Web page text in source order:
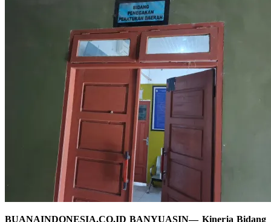
BUANAINDONESIA.CO.ID BANYUASIN— Kinerja Bidang